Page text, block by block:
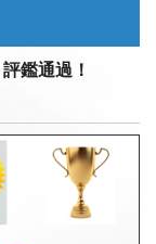
鑑通過！